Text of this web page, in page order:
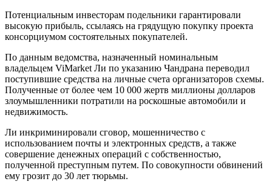
Потенциальным инвесторам подельники гарантировали
высокую прибыль, ссылаясь на грядущую покупку проекта
консорциумом состоятельных покупателей.
По данным ведомства, назначенный номинальным
владельцем ViMarket Ли по указанию Чандрана переводил
поступившие средства на личные счета организаторов схемы.
Полученные от более чем 10 000 жертв миллионы долларов
злоумышленники потратили на роскошные автомобили и
недвижимость.
Ли инкриминировали сговор, мошенничество с
использованием почты и электронных средств, а также
совершение денежных операций с собственностью,
полученной преступным путем. По совокупности обвинений
ему грозит до 30 лет тюрьмы.